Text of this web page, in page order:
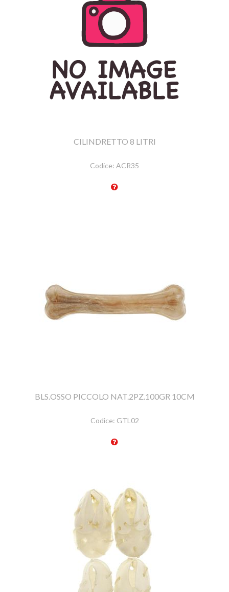
CILINDRETTO 8 LITRI
Codice: ACR35
BLS.OSSO PICCOLO NAT.2PZ.100GR 10CM
Codice: GTL02